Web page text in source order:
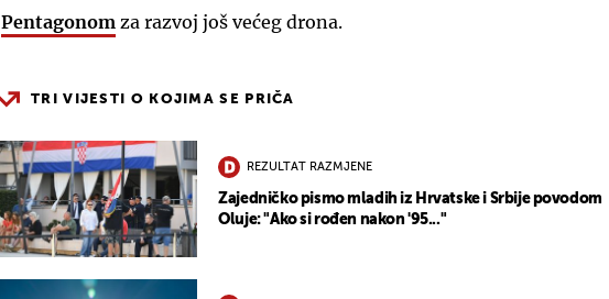
Pentagonom za razvoj još većeg drona.
TRI VIJESTI O KOJIMA SE PRIČA
REZULTAT RAZMJENE
Zajedničko pismo mladih iz Hrvatske i Srbije povodom
Oluje: "Ako si rođen nakon '95..."